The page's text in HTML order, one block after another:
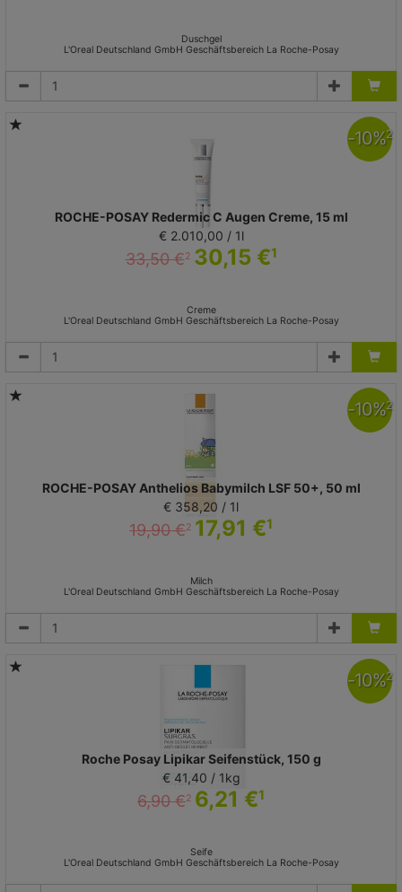
Duschgel
L'Oreal Deutschland GmbH Geschäftsbereich La Roche-Posay
ROCHE-POSAY Redermic C Augen Creme, 15 ml
€ 2.010,00 / 1l
33,50 €2 30,15 €1
Creme
L'Oreal Deutschland GmbH Geschäftsbereich La Roche-Posay
-10%2
ROCHE-POSAY Anthelios Babymilch LSF 50+, 50 ml
€ 358,20 / 1l
19,90 €2 17,91 €1
Milch
L'Oreal Deutschland GmbH Geschäftsbereich La Roche-Posay
-10%2
Roche Posay Lipikar Seifenstück, 150 g
€ 41,40 / 1kg
6,90 €2 6,21 €1
Seife
L'Oreal Deutschland GmbH Geschäftsbereich La Roche-Posay
-10%2